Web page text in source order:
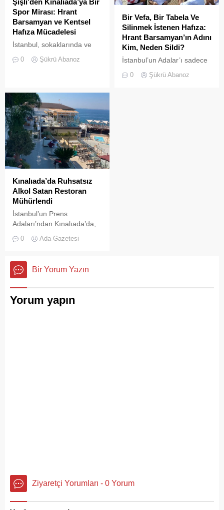
Spor Mirası: Hrant
Barsamyan ve Kentsel
Hafıza Mücadelesi
İstanbul, sokaklarında ve
yüzyıllardır biriktirdiği çok
mekânıdır.
0 Şükrü Abanoz
Bir Vefa, Bir Tabela Ve
Silinmek İstenen Hafıza:
Hrant Barsamyan’ın Adını
Kim, Neden Sildi?
İstanbul’un Adalar’ı sadece
vapurların yanaştığı,
yazlıkçıların nefes aldığı
0 Şükrü Abanoz
Kınalıada’da Ruhsatsız
Alkol Satan Restoran
Mühürlendi
İstanbul’un Prens
Adaları’ndan Kınalıada’da,
bünyesinde faaliyet
ruhsatsız alkol saatğı
gereşçesiyle Adalar
0 Ada Gazetesi
Bir Yorum Yazın
Yorum yapın
Ziyaretçi Yorumları - 0 Yorum